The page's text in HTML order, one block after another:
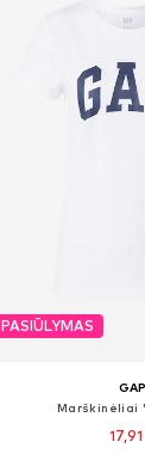
PASIŪLYMAS
GAP
Marškinėliai